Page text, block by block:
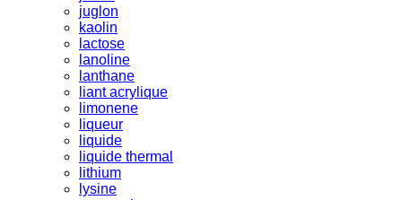
juglon
kaolin
lactose
lanoline
lanthane
liant acrylique
limonene
liqueur
liquide
liquide thermal
lithium
lysine